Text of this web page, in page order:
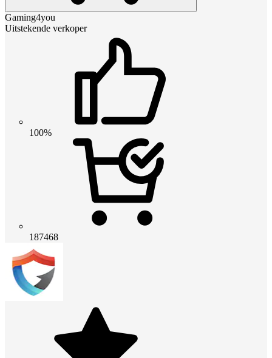
Gaming4you
Uitstekende verkoper
100%
187468